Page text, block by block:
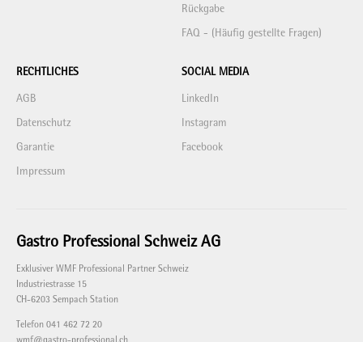
Rückgabe
FAQ - (Häufig gestellte Fragen)
RECHTLICHES
AGB
Datenschutz
Garantie
Impressum
SOCIAL MEDIA
LinkedIn
Instagram
Facebook
Gastro Professional Schweiz AG
Exklusiver WMF Professional Partner Schweiz
Industriestrasse 15
CH-6203 Sempach Station
Telefon 041 462 72 20